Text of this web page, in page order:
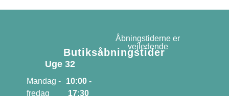
Butiksåbningstider
Uge 32
Mandag -
fredag
10:00 -
17:30
Åbningstiderne er
vejledende